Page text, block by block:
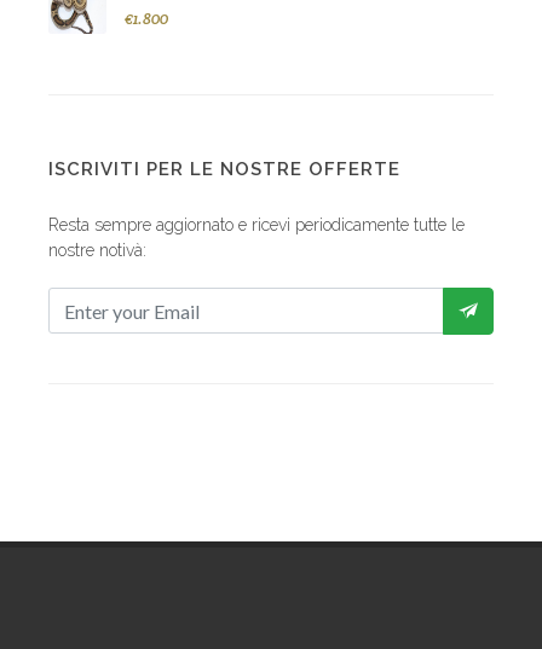
€1.800
ISCRIVITI PER LE NOSTRE OFFERTE
Resta sempre aggiornato e ricevi periodicamente tutte le
nostre notivà: